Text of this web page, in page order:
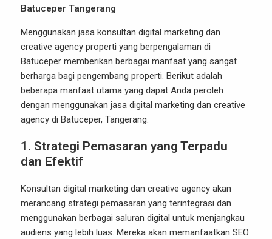
Batuceper Tangerang
Menggunakan jasa konsultan digital marketing dan
creative agency properti yang berpengalaman di
Batuceper memberikan berbagai manfaat yang sangat
berharga bagi pengembang properti. Berikut adalah
beberapa manfaat utama yang dapat Anda peroleh
dengan menggunakan jasa digital marketing dan creative
agency di Batuceper, Tangerang:
1. Strategi Pemasaran yang Terpadu
dan Efektif
Konsultan digital marketing dan creative agency akan
merancang strategi pemasaran yang terintegrasi dan
menggunakan berbagai saluran digital untuk menjangkau
audiens yang lebih luas. Mereka akan memanfaatkan SEO